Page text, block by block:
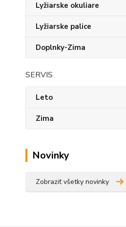
Lyžiarske okuliare
Lyžiarske palice
Doplnky-Zima
SERVIS
Leto
Zima
Novinky
Zobraziť všetky novinky